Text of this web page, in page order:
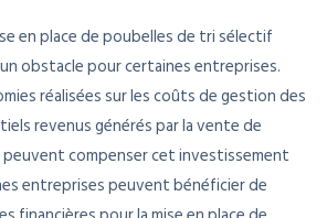
en place de poubelles de tri sélectif
obstacle pour certaines entreprises.
réalisées sur les coûts de gestion des
revenus générés par la vente de
peuvent compenser cet investissement
entreprises peuvent bénéficier de